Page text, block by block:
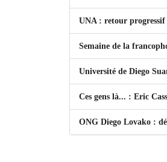
UNA : retour
Semaine de la
Université de Diego
Ces gens là... : Eric
ONG Diego Lovako :